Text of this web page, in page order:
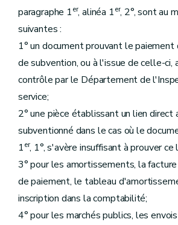
paragraphe 1er, alinéa 1er, 2°, sont au
suivantes :
1° un document prouvant le
de subvention, ou à l'issue de celle-ci,
contrôle par le Département de
service;
2° une pièce établissant un lien direct
subventionné dans le cas où le
1er, 1°, s'avère insuffisant à prouver ce
3° pour les amortissements, la
de paiement, le tableau
inscription dans la comptabilité;
4° pour les marchés publics, les